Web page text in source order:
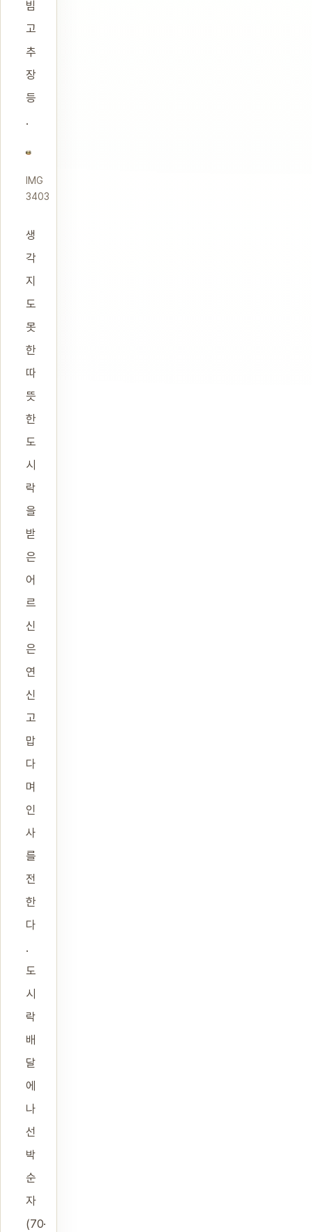
빔
고
추
장
등
.
IMG
3403
생
각
지
도
못
한
따
뜻
한
도
시
락
을
받
은
어
르
신
은
연
신
고
맙
다
며
인
사
를
전
한
다
.
도
시
락
배
달
에
나
선
박
순
자
(70·